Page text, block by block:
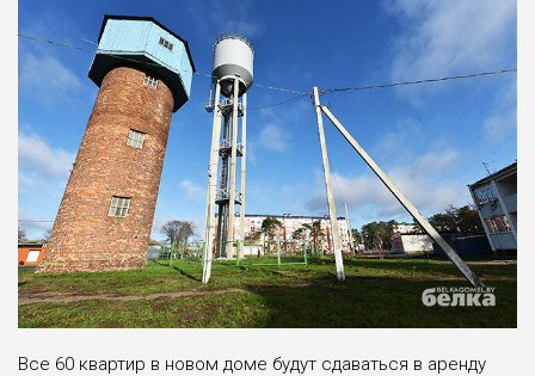
Все 60 квартир в новом доме будут сдаваться в аренду